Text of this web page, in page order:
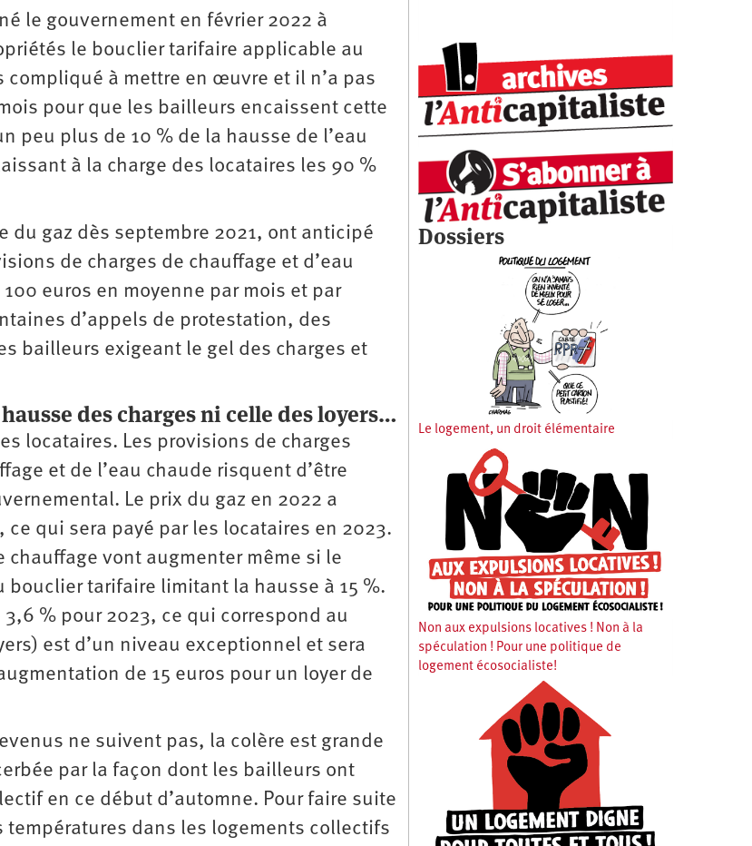
le gouvernement en février 2022 à
le bouclier tarifaire applicable au
à mettre en œuvre et il n’a pas
pour que les bailleurs encaissent cette
peu plus de 10 % de la hausse de l’eau
à la charge des locataires les 90 %
gaz dès septembre 2021, ont anticipé
de charges de chauffage et d’eau
euros en moyenne par mois et par
d’appels de protestation, des
bailleurs exigeant le gel des charges et
des charges ni celle des loyers…
locataires. Les provisions de charges
et de l’eau chaude risquent d’être
Le prix du gaz en 2022 a
qui sera payé par les locataires en 2023.
chauffage vont augmenter même si le
tarifaire limitant la hausse à 15 %.
% pour 2023, ce qui correspond au
est d’un niveau exceptionnel et sera
de 15 euros pour un loyer de
ne suivent pas, la colère est grande
par la façon dont les bailleurs ont
en ce début d’automne. Pour faire suite
dans les logements collectifs
Dossiers
Le logement, un droit élémentaire
Non aux expulsions locatives ! Non à la
spéculation ! Pour une politique de
logement écosocialiste!